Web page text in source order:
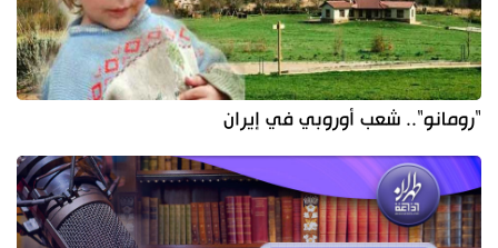
"رومانو".. شعب أوروبي في إيران